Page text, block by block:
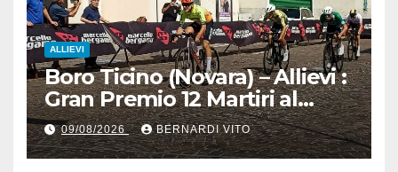
ALLIEVI
Boro Ticino (Novara) – Allievi :
Gran Premio 12 Martiri al
trentino Pietro Valenti
(Ciclistica Dro) con 1’30” sul
bergamasco Pietro resca (SC
09/08/2026 BERNARDI VITO